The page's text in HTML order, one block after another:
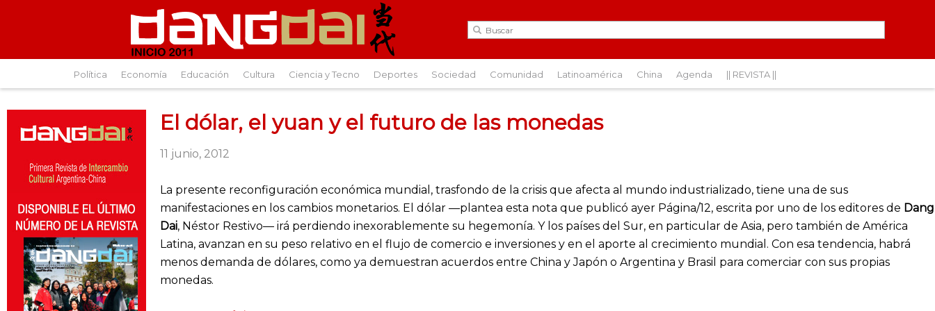
Política Economía Educación Cultura Ciencia y Tecno Deportes Sociedad Comunidad Latinoamérica China Agenda || REVISTA ||
El dólar, el yuan y el futuro de las monedas
11 junio, 2012
La presente reconfiguración económica mundial, trasfondo de la crisis que afecta al mundo industrializado, tiene una de sus
manifestaciones en los cambios monetarios. El dólar —plantea esta nota que publicó ayer Página/12, escrita por uno de los editores de Dang
Dai, Néstor Restivo— irá perdiendo inexorablemente su hegemonía. Y los países del Sur, en particular de Asia, pero también de América
Latina, avanzan en su peso relativo en el flujo de comercio e inversiones y en el aporte al crecimiento mundial. Con esa tendencia, habrá
menos demanda de dólares, como ya demuestran acuerdos entre China y Japón o Argentina y Brasil para comerciar con sus propias
monedas.